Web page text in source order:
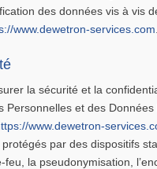
des données vis à vis
www.dewetron-services.com
la sécurité et la
Personnelles et des
www.dewetron-
protégés par des dispositifs
feu, la pseudonymisation,